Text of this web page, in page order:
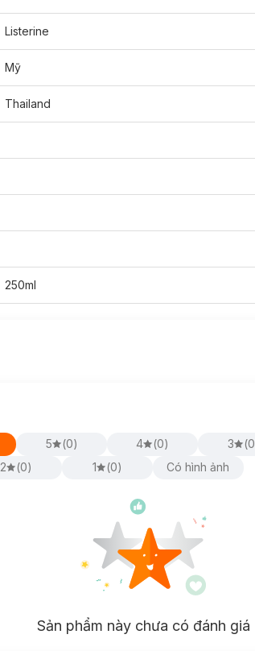
Listerine
Mỹ
Thailand
250ml
5 (0) 4 (0) 3 (0
2
(0) 1 (0) Có hình ảnh
Sản phẩm này chưa có đánh giá